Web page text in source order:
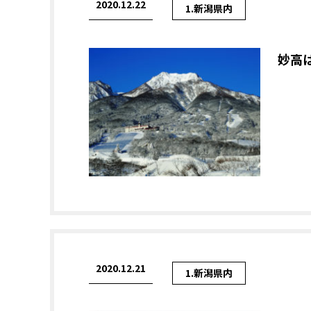
2020.12.22 1.新潟県内
妙高
2020.12.21 1.新潟県内